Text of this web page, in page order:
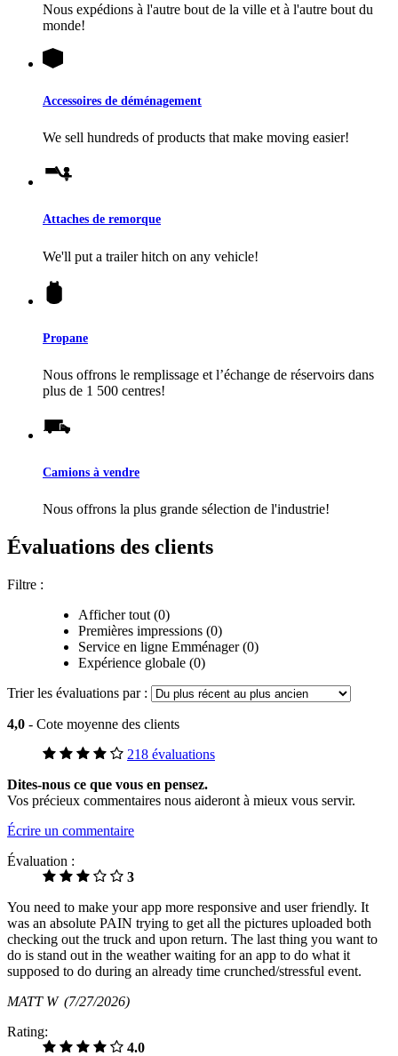
Nous expédions à l'autre bout de la ville et à l'autre bout du
monde!
Accessoires de déménagement
We sell hundreds of products that make moving easier!
Attaches de remorque
We'll put a trailer hitch on any vehicle!
Propane
Nous offrons le remplissage et l’échange de réservoirs dans
plus de 1 500 centres!
Camions à vendre
Nous offrons la plus grande sélection de l'industrie!
Évaluations des clients
Filtre :
Afficher tout (0)
Premières impressions (0)
Service en ligne Emménager (0)
Expérience globale (0)
Trier les évaluations par :
4,0 - Cote moyenne des clients
218 évaluations
Dites-nous ce que vous en pensez.
Vos précieux commentaires nous aideront à mieux vous servir.
Écrire un commentaire
Évaluation :
3
You need to make your app more responsive and user friendly. It
was an absolute PAIN trying to get all the pictures uploaded both
checking out the truck and upon return. The last thing you want to
do is stand out in the weather waiting for an app to do what it
supposed to do during an already time crunched/stressful event.
MATT W (7/27/2026)
Rating:
4.0